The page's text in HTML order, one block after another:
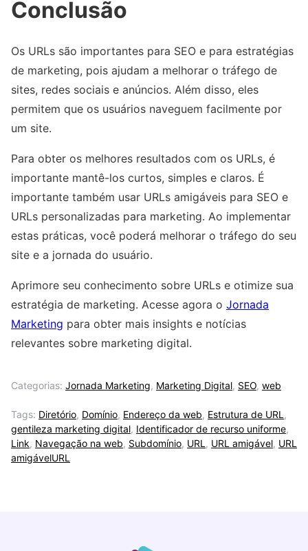
Conclusão
Os URLs são importantes para SEO e para estratégias
de marketing, pois ajudam a melhorar o tráfego de
sites, redes sociais e anúncios. Além disso, eles
permitem que os usuários naveguem facilmente por
um site.
Para obter os melhores resultados com os URLs, é
importante mantê-los curtos, simples e claros. É
importante também usar URLs amigáveis para SEO e
URLs personalizadas para marketing. Ao implementar
estas práticas, você poderá melhorar o tráfego do seu
site e a jornada do usuário.
Aprimore seu conhecimento sobre URLs e otimize sua
estratégia de marketing. Acesse agora o Jornada
Marketing para obter mais insights e notícias
relevantes sobre marketing digital.
Categorias: Jornada Marketing, Marketing Digital, SEO, web
Tags: Diretório, Domínio, Endereço da web, Estrutura de URL ,
gentileza marketing digital, Identificador de recurso uniforme,
Link, Navegação na web, Subdomínio, URL , URL amigável, URL
amigávelURL